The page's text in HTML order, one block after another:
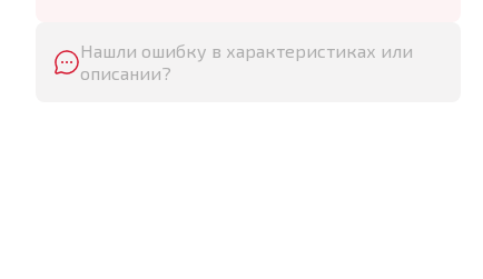
Нашли ошибку в характеристиках или
описании?